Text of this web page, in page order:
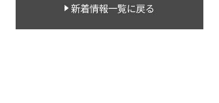
新着情報一覧に戻る